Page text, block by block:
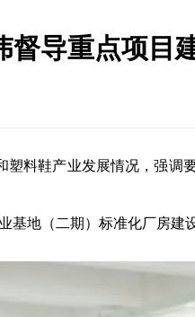
导重点项目
鞋产业发展情况，强调
（二期）标准化厂房建